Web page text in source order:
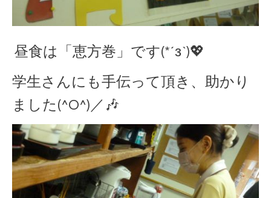
昼食は「恵方巻」です(*´з`)💖
学生さんにも手伝って頂き、助かり
ました(^O^)／🎶